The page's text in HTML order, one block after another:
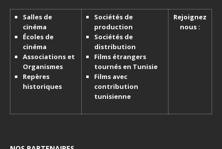
Salles de
cinéma
Écoles de
cinéma
Associations et
Organismes
Repères
historiques
Sociétés de
production
Sociétés de
distribution
Films étrangers
tournés en Tunisie
Films avec
contribution
tunisienne
Rejoignez
nous :